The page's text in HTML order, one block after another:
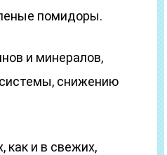
помидоры.
и минералов,
снижению
как и в свежих,